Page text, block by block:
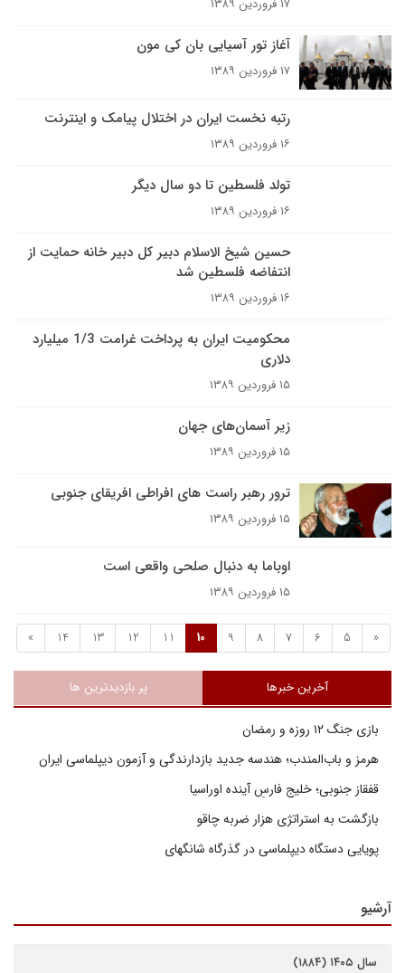
۱۷ فروردین ۱۳۸۹
آغاز تور آسيايى بان کى مون
۱۷ فروردین ۱۳۸۹
رتبه نخست ایران در اختلال پیامک و اینترنت
۱۶ فروردین ۱۳۸۹
تولد فلسطین تا دو سال دیگر
۱۶ فروردین ۱۳۸۹
حسین شیخ الاسلام دبیر کل دبیر خانه حمایت از
انتفاضه فلسطین شد
۱۶ فروردین ۱۳۸۹
محکومیت ایران به پرداخت غرامت 1/3 میلیارد
دلاری
۱۵ فروردین ۱۳۸۹
زیر آسمان‌های جهان
۱۵ فروردین ۱۳۸۹
ترور رهبر راست هاى افراطى افريقاى جنوبى
۱۵ فروردین ۱۳۸۹
اوباما به دنبال صلحی واقعی است
۱۵ فروردین ۱۳۸۹
«
5
6
7
8
9
10
11
12
13
14
»
آخرین خبرها پر بازدیدترین ها
بازی جنگ ۱۲ روزه و رمضان
هرمز و باب‌المندب؛ هندسه جدید بازدارندگی و آزمون دیپلماسی ایران
قفقاز جنوبی؛ خلیج فارسِ آینده اوراسیا
بازگشت به استراتژی هزار ضربه چاقو
پویایی دستگاه دیپلماسی در گذرگاه شانگهای
آرشیو
سال ۱۴۰۵ (۱۸۸۴)